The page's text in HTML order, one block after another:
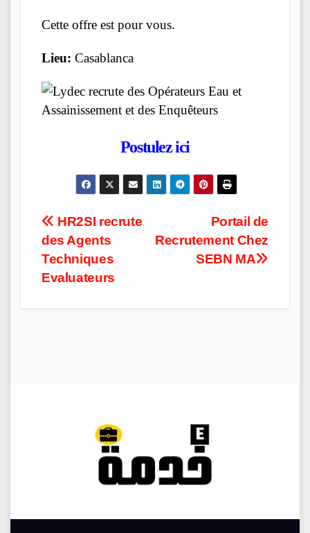
Cette offre est pour vous.
Lieu: Casablanca
Postulez ici
Post
navigation
Portail de
Recrutement Chez
SEBN MA
HR2SI recrute
des Agents
Techniques
Evaluateurs